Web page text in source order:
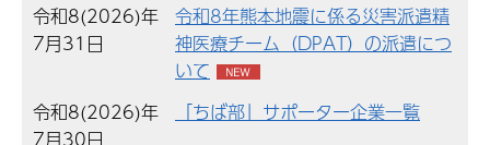
令和8(2026)年
7月31日
令和8年熊本地震に係る災害派遣精
神医療チーム（DPAT）の派遣につ
いて
令和8(2026)年
7月30日
「ちば部」サポーター企業一覧